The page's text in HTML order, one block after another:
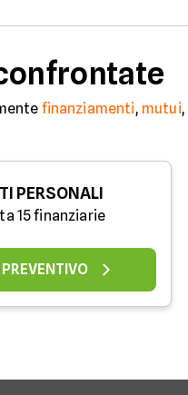
finanziamenti, mutui,
PERSONALI
15 finanziarie